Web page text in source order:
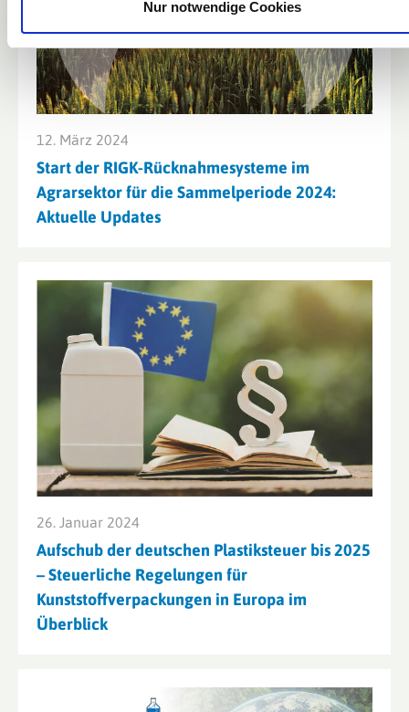
Nur notwendige Cookies
12. März 2024
Start der RIGK-Rücknahmesysteme im
Agrarsektor für die Sammelperiode 2024:
Aktuelle Updates
26. Januar 2024
Aufschub der deutschen Plastiksteuer bis 2025
– Steuerliche Regelungen für
Kunststoffverpackungen in Europa im
Überblick